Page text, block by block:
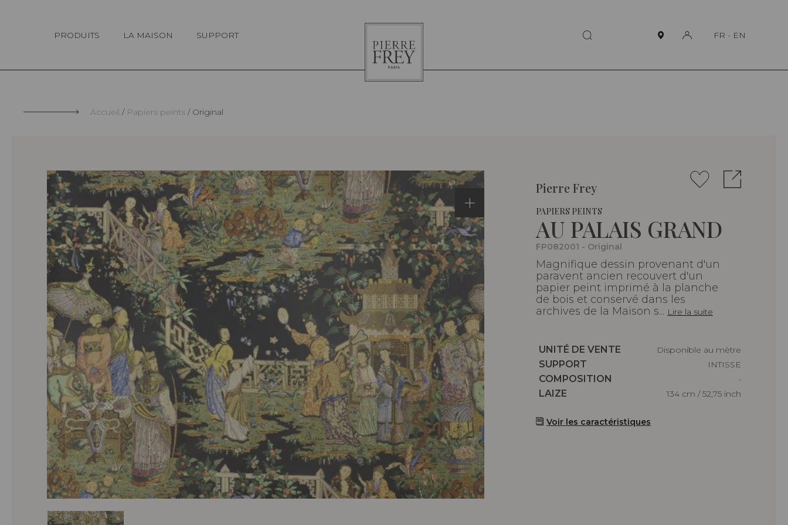
PRODUITS LA MAISON SUPPORT
Pierre
Frey
FR - EN
Accueil Papiers peints Original
Pierre Frey
PAPIERS PEINTS
AU PALAIS GRAND
FP082001 - Original
Magnifique dessin provenant d'un
paravent ancien recouvert d'un
papier peint imprimé à la planche
de bois et conservé dans les
archives de la Maison s... Lire la suite
Caractéristiques
UNITÉ DE VENTE
Disponible au mètre
Caractéristiques
SUPPORT
INTISSE
Caractéristiques
COMPOSITION
-
Caractéristiques
LAIZE 134 cm / 52,75 inch
Voir les caractéristiques